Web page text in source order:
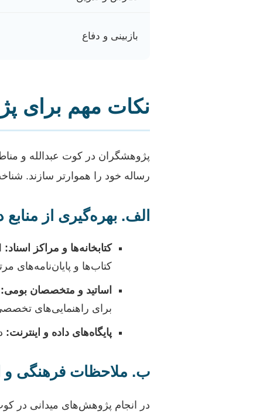
بازبینی و دفاع
نکات مهم برای
پژوهشگران در کوت عبدالله و
رساله خود را هموارتر سازند.
الف. بهره‌گیری از
کتابخانه‌ها و مراکز اسناد:
کتاب‌ها و پایان‌نامه‌های
اساتید و متخصصان بومی:
برای راهنمایی‌های تخصصی
پایگاه‌های داده و اینترنت:
ب. ملاحظات فرهنگی و
در انجام پژوهش‌های میدانی در